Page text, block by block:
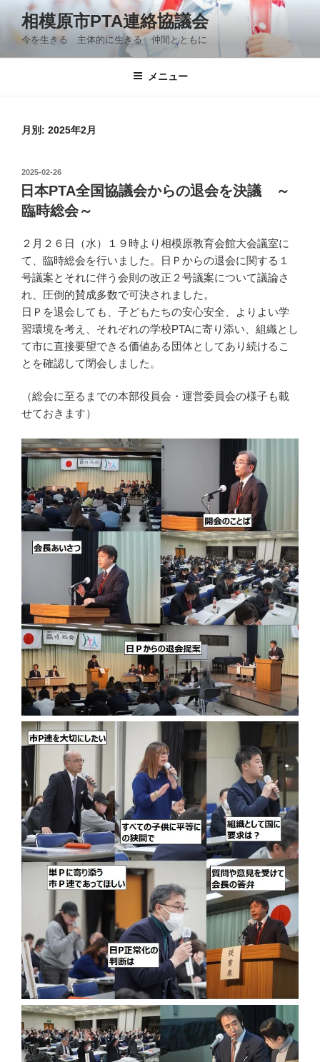
ン
ン
相模原市PTA連絡協議会
今を生きる 主体的に生きる 仲間とともに
メニュー
月別: 2025年2月
投
稿
日:
2025-02-26
日本PTA全国協議会からの退会を決議 ～
臨時総会～
２月２６日（水）１９時より相模原教育会館大会議室に
て、臨時総会を行いました。日Ｐからの退会に関する１
号議案とそれに伴う会則の改正２号議案について議論さ
れ、圧倒的賛成多数で可決されました。
日Ｐを退会しても、子どもたちの安心安全、よりよい学
習環境を考え、それぞれの学校PTAに寄り添い、組織とし
て市に直接要望できる価値ある団体としてあり続けるこ
とを確認して閉会しました。
（総会に至るまでの本部役員会・運営委員会の様子も載
せておきます）